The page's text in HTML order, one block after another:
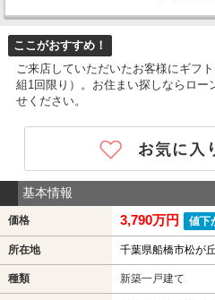
ここがおすすめ！
ご来店していただいたお客様にギフ
組1回限り）。お住まい探しならロー
せください。
基本情報
価格 3,790万円 値下
所在地 千葉県船橋市松が
種類 新築一戸建て